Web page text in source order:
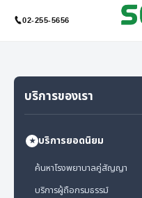
02-255-5656
บริการของเรา
★ บริการยอดนิยม
ค้นหาโรงพยาบาลคู่สัญญา
บริการผู้ถือกรมธรรม์